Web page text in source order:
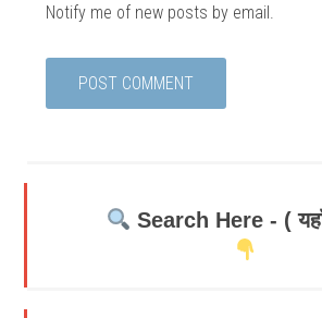
Notify me of new posts by email.
Search Here - (